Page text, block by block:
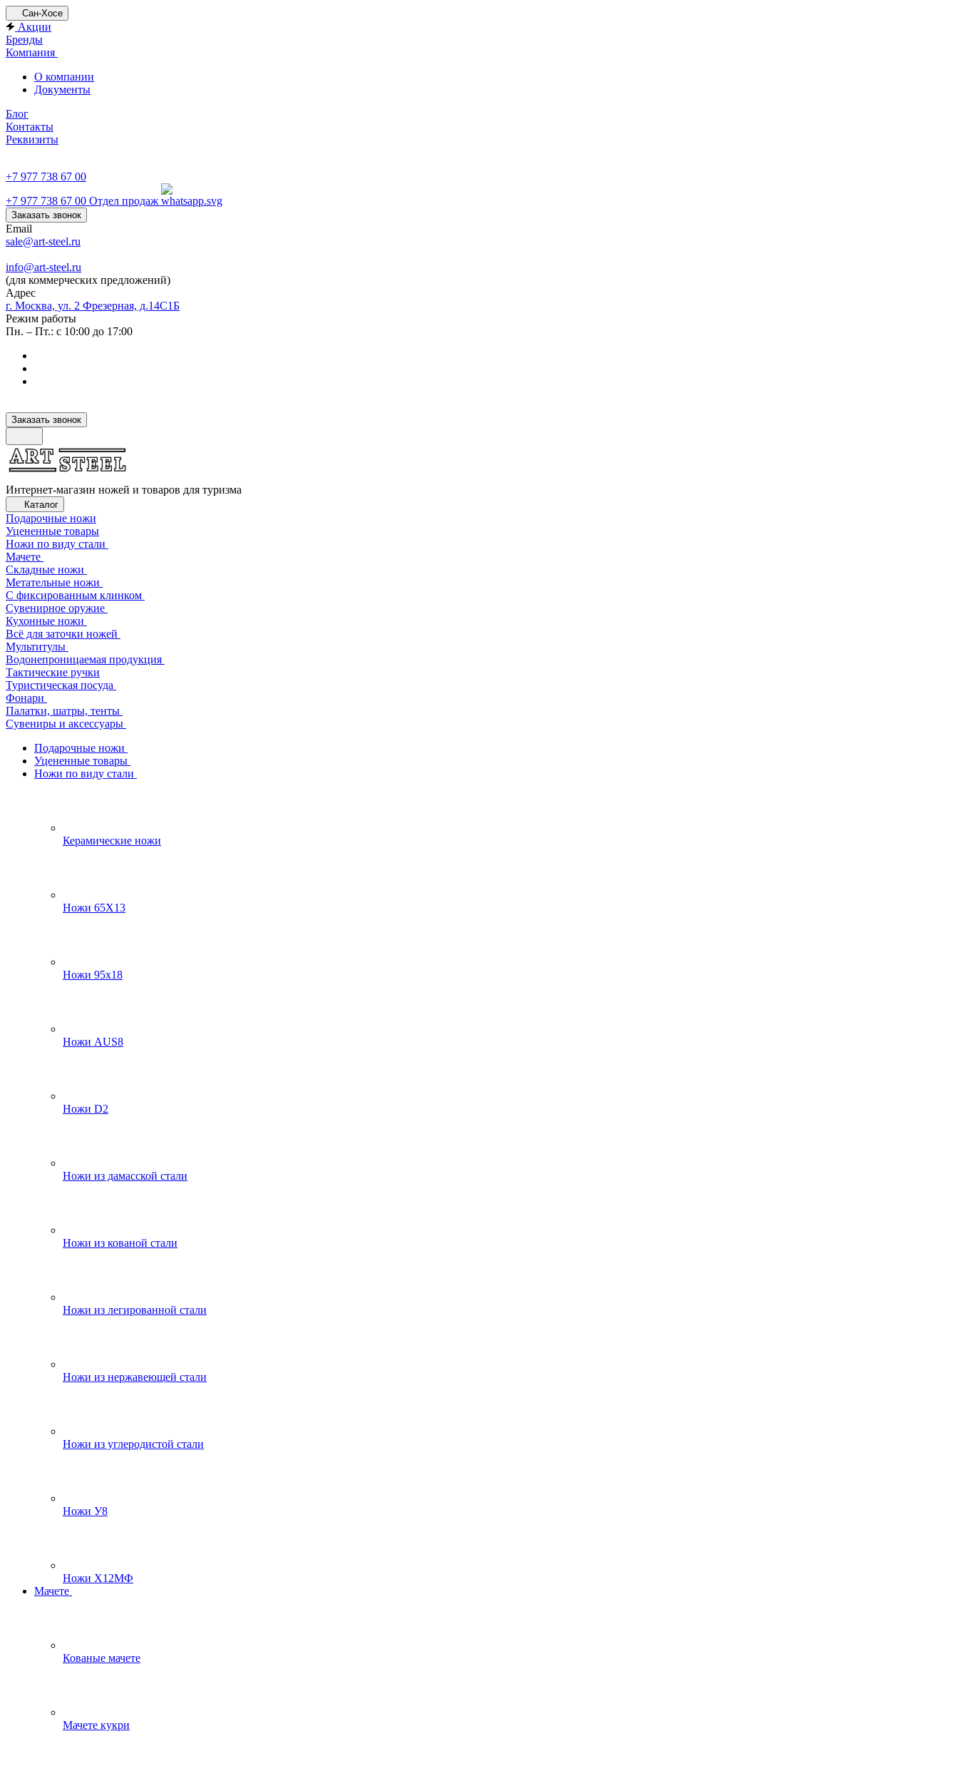
Сан-Хосе
Акции
Бренды
Компания
О компании
Документы
Блог
Контакты
Реквизиты
+7 977 738 67 00
+7 977 738 67 00 Отдел продаж
Заказать звонок
Email
sale@art-steel.ru
info@art-steel.ru
(для коммерческих предложений)
Адрес
г. Москва, ул. 2 Фрезерная, д.14С1Б
Режим работы
Пн. – Пт.: с 10:00 до 17:00
Заказать звонок
Интернет-магазин ножей и товаров для туризма
Каталог
Подарочные ножи
Уцененные товары
Ножи по виду стали
Мачете
Складные ножи
Метательные ножи
С фиксированным клинком
Сувенирное оружие
Кухонные ножи
Всё для заточки ножей
Мультитулы
Водонепроницаемая продукция
Тактические ручки
Туристическая посуда
Фонари
Палатки, шатры, тенты
Сувениры и аксессуары
Подарочные ножи
Уцененные товары
Ножи по виду стали
Керамические ножи
Ножи 65Х13
Ножи 95х18
Ножи AUS8
Ножи D2
Ножи из дамасской стали
Ножи из кованой стали
Ножи из легированной стали
Ножи из нержавеющей стали
Ножи из углеродистой стали
Ножи У8
Ножи Х12МФ
Мачете
Кованые мачете
Мачете кукри